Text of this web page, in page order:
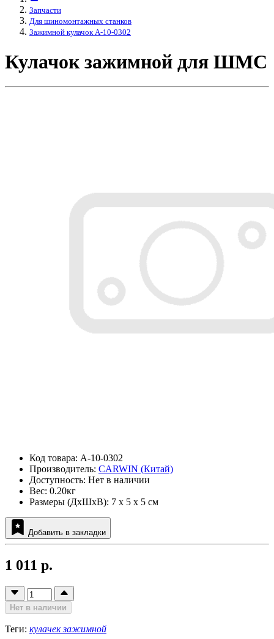
Запчасти
Для шиномонтажных станков
Зажимной кулачок A-10-0302
Кулачок зажимной для ШМС
Код товара: A-10-0302
Производитель: CARWIN (Китай)
Доступность: Нет в наличии
Вес: 0.20кг
Размеры (ДxШxВ): 7 x 5 x 5 см
Добавить в закладки
1 011 р.
Нет в наличии
Теги: кулачек зажимной